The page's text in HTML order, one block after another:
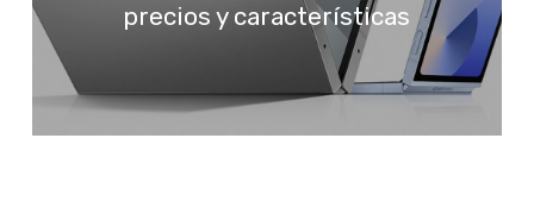
precios y características